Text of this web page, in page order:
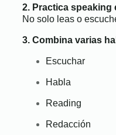
2. Practica speaking
No solo leas o
3. Combina varias
Escuchar
Habla
Reading
Redacción